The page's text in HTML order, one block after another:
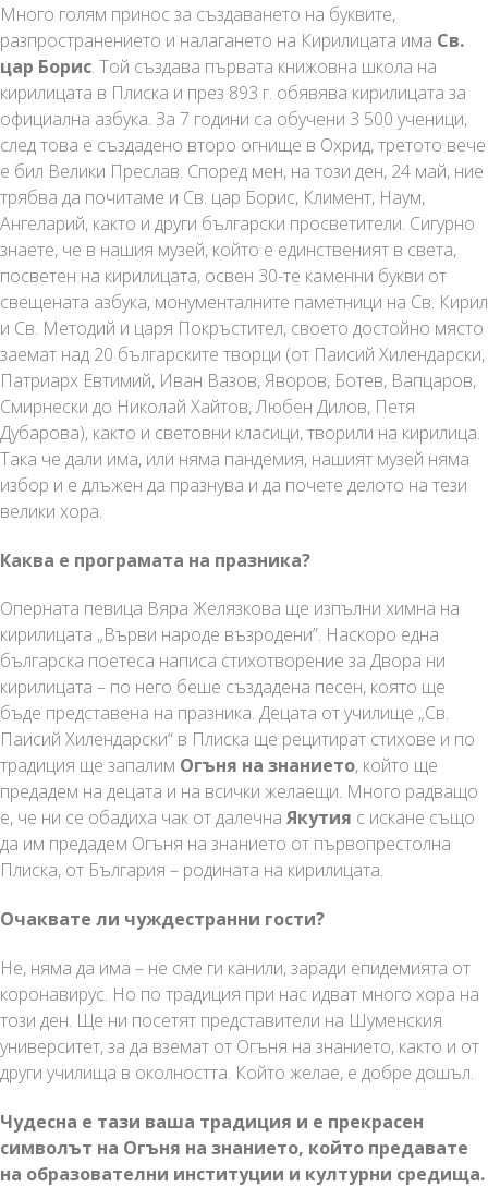
Много голям принос за създаването на буквите,
разпространението и налагането на Кирилицата има Св.
цар Борис. Той създава първата книжовна школа на
кирилицата в Плиска и през 893 г. обявява кирилицата за
официална азбука. За 7 години са обучени 3 500 ученици,
след това е създадено второ огнище в Охрид, третото вече
е бил Велики Преслав. Според мен, на този ден, 24 май, ние
трябва да почитаме и Св. цар Борис, Климент, Наум,
Ангеларий, както и други български просветители. Сигурно
знаете, че в нашия музей, който е единственият в света,
посветен на кирилицата, освен 30-те каменни букви от
свещената азбука, монументалните паметници на Св. Кирил
и Св. Методий и царя Покръстител, своето достойно място
заемат над 20 българските творци (от Паисий Хилендарски,
Патриарх Евтимий, Иван Вазов, Яворов, Ботев, Вапцаров,
Смирнески до Николай Хайтов, Любен Дилов, Петя
Дубарова), както и световни класици, творили на кирилица.
Така че дали има, или няма пандемия, нашият музей няма
избор и е длъжен да празнува и да почете делото на тези
велики хора.
Каква е програмата на празника?
Оперната певица Вяра Желязкова ще изпълни химна на
кирилицата „Върви народе възродени”. Наскоро една
българска поетеса написа стихотворение за Двора ни
кирилицата – по него беше създадена песен, която ще
бъде представена на празника. Децата от училище „Св.
Паисий Хилендарски“ в Плиска ще рецитират стихове и по
традиция ще запалим Огъня на знанието, който ще
предадем на децата и на всички желаещи. Много радващо
е, че ни се обадиха чак от далечна Якутия с искане също
да им предадем Огъня на знанието от първопрестолна
Плиска, от България – родината на кирилицата.
Очаквате ли чуждестранни гости?
Не, няма да има – не сме ги канили, заради епидемията от
коронавирус. Но по традиция при нас идват много хора на
този ден. Ще ни посетят представители на Шуменския
университет, за да вземат от Огъня на знанието, както и от
други училища в околността. Който желае, е добре дошъл.
Чудесна е тази ваша традиция и е прекрасен
символът на Огъня на знанието, който предавате
на образователни институции и културни средища.